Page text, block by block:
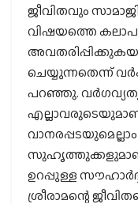
ജീവിതവും
വിഷയത്തെ
ചെയ്യുന്നതെന്ന്
പറഞ്ഞു.
ഉറപ്പുള്ള
ശ്രീരാമന്റെ